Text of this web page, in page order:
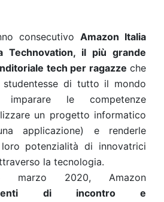
consecutivo Amazon Italia
Technovation, il più grande
tech per ragazze che
di tutto il mondo
imparare le competenze
un progetto informatico
applicazione) e renderle
potenzialità di innovatrici
la tecnologia.
2020, Amazon
di incontro e